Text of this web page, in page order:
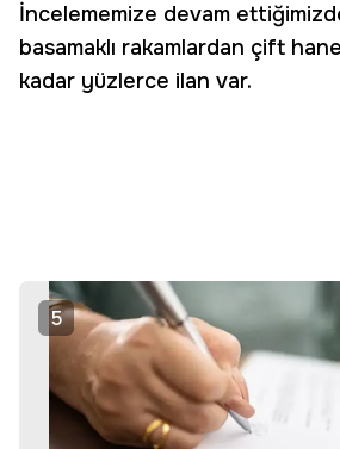
İncelememize devam
basamaklı rakamlardan çift
kadar yüzlerce ilan var.
5